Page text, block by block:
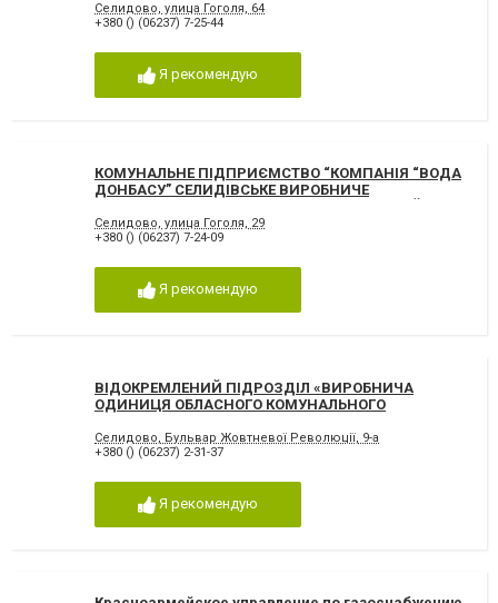
Селидово, улица Гоголя, 64
+380 () (06237) 7-25-44
Я рекомендую
КОМУНАЛЬНЕ ПІДПРИЄМСТВО “КОМПАНІЯ “ВОДА
ДОНБАСУ” СЕЛИДІВСЬКЕ ВИРОБНИЧЕ
ГОСПОДАРСТВА, Жилищно-коммунальные
предприятия (ЖКХ) Селидово
Селидово, улица Гоголя, 29
+380 () (06237) 7-24-09
Я рекомендую
ВІДОКРЕМЛЕНИЙ ПІДРОЗДІЛ «ВИРОБНИЧА
ОДИНИЦЯ ОБЛАСНОГО КОМУНАЛЬНОГО
«ДИМИТРОВТЕПЛОМЕРЕЖА», Жилищно-
коммунальные предприятия (ЖКХ) Селидово
Селидово, Бульвар Жовтневої Революції, 9-а
+380 () (06237) 2-31-37
Я рекомендую